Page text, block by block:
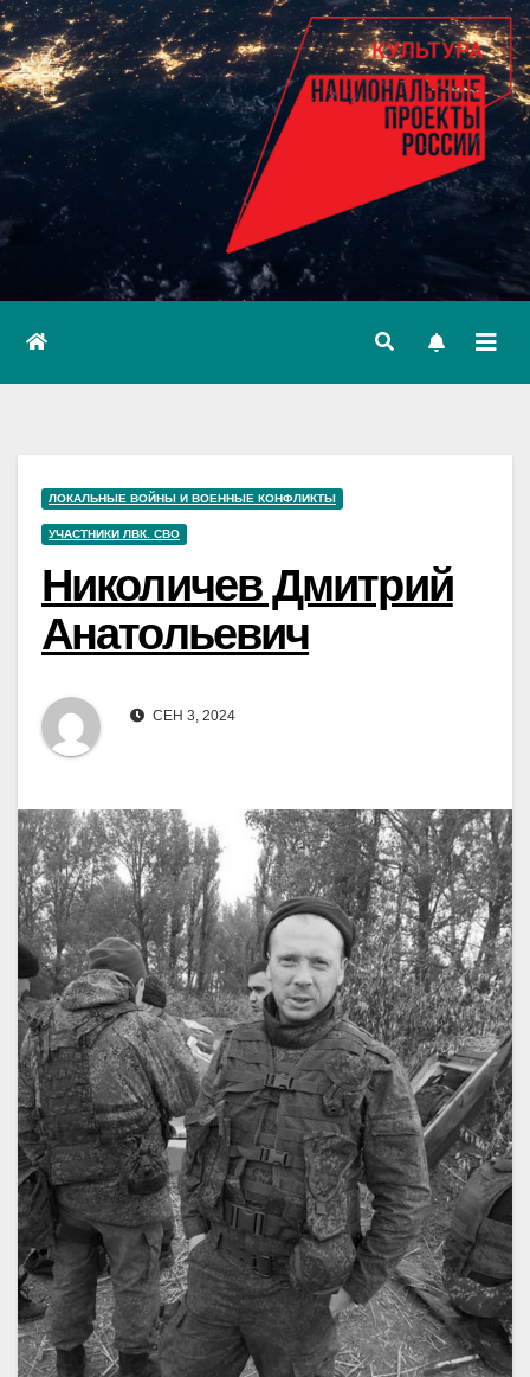
ЛОКАЛЬНЫЕ ВОЙНЫ И ВОЕННЫЕ КОНФЛИКТЫ
УЧАСТНИКИ ЛВК. СВО
Николичев Дмитрий
Анатольевич
СЕН 3, 2024